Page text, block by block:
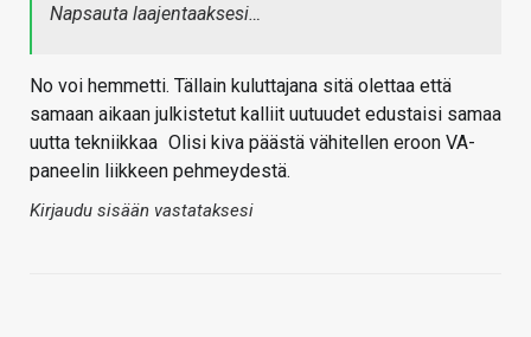
Napsauta laajentaaksesi…
No voi hemmetti. Tällain kuluttajana sitä olettaa että
samaan aikaan julkistetut kalliit uutuudet edustaisi samaa
uutta tekniikkaa Olisi kiva päästä vähitellen eroon VA-
paneelin liikkeen pehmeydestä.
Kirjaudu sisään vastataksesi